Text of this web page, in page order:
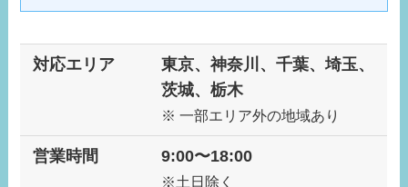
対応エリア
東京、神奈川、千葉、埼玉、
茨城、栃木
※ 一部エリア外の地域あり
営業時間 9:00〜18:00
※土日除く